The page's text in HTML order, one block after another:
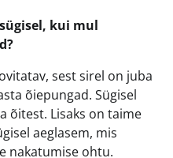
kui mul
sest sirel on juba
õiepungad. Sügisel
õitest. Lisaks on taime
aeglasem, mis
nakatumise ohtu.